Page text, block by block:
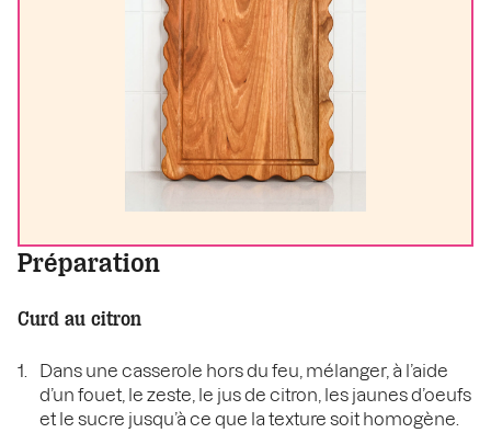
Préparation
Curd au citron
Dans une casserole hors du feu, mélanger, à l’aide
d’un fouet, le zeste, le jus de citron, les jaunes d’oeufs
et le sucre jusqu’à ce que la texture soit homogène.